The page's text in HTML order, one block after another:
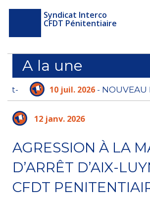
Syndicat Interco
CFDT Pénitentiaire
A la une
10 juil. 2026 - NOUVEAU
L'ADMINISTRATION
LE TEMPS D'ATTENDRE
12 janv. 2026
AGRESSION À LA
D’ARRÊT D’AIX-
CFDT